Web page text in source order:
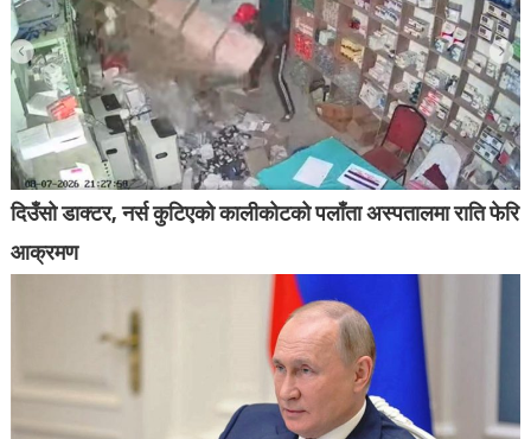
दिउँसो डाक्टर, नर्स कुटिएको कालीकोटको पलाँता अस्पतालमा राति फेरि
आक्रमण